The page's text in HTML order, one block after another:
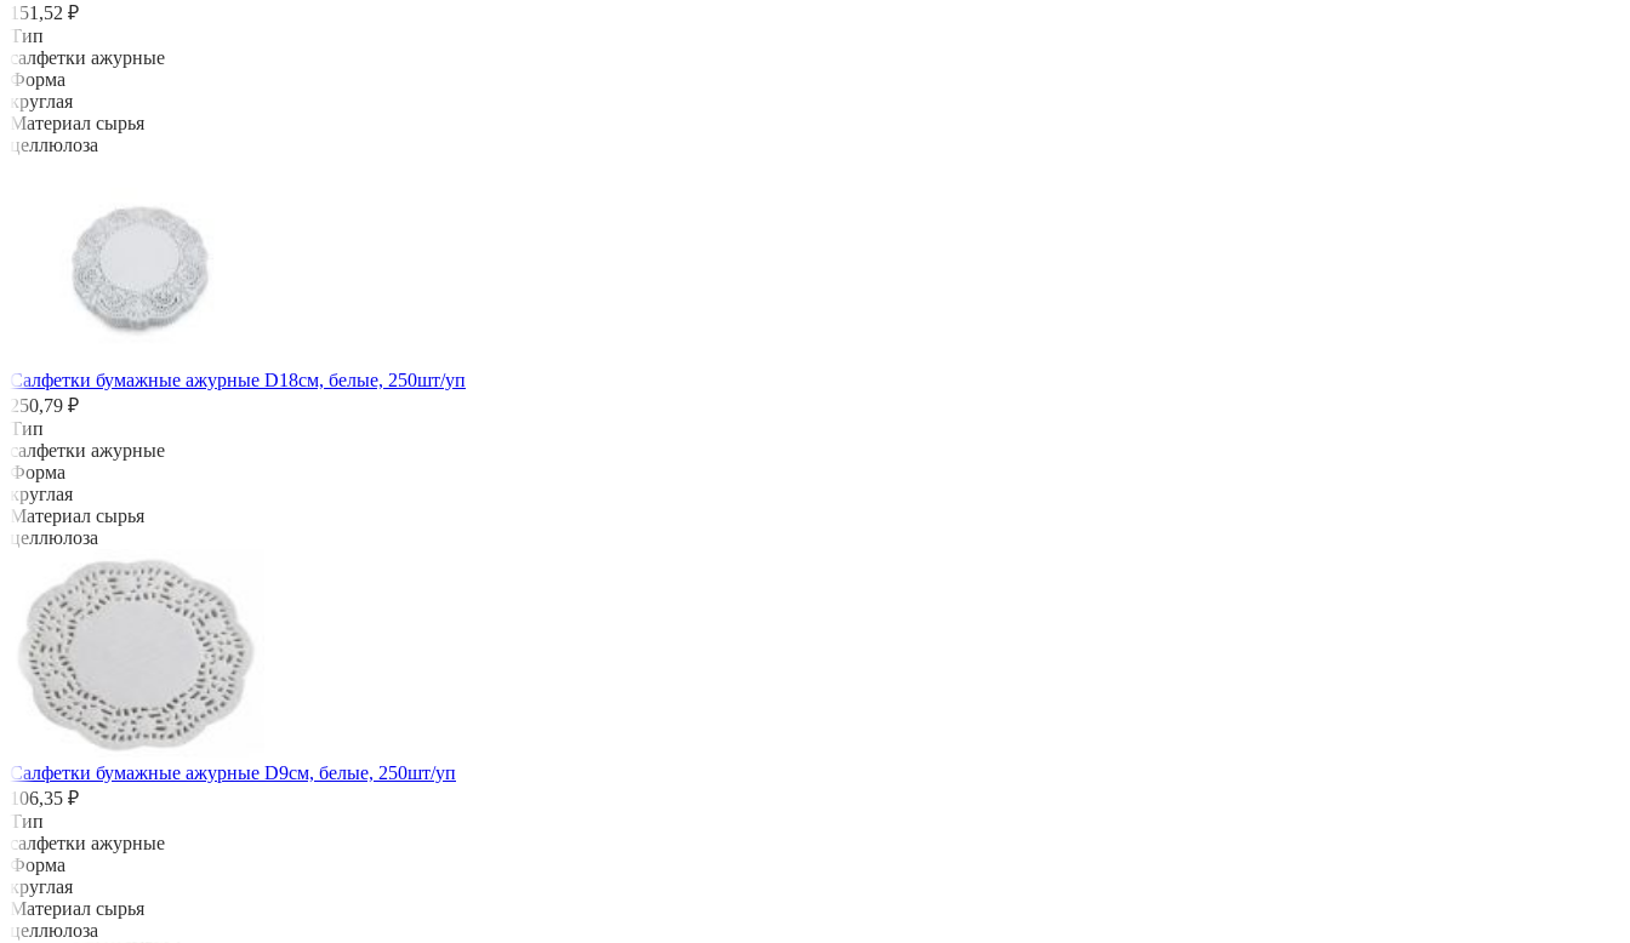
151,52 ₽
Тип
салфетки ажурные
Форма
круглая
Материал сырья
целлюлоза
Салфетки бумажные ажурные D18см, белые, 250шт/уп
250,79 ₽
Тип
салфетки ажурные
Форма
круглая
Материал сырья
целлюлоза
Салфетки бумажные ажурные D9см, белые, 250шт/уп
106,35 ₽
Тип
салфетки ажурные
Форма
круглая
Материал сырья
целлюлоза